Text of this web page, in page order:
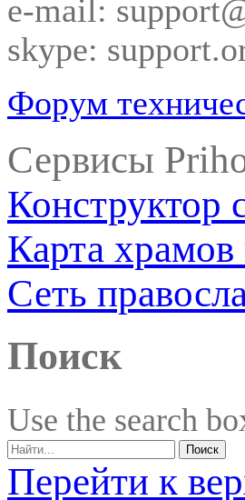
e-mail:
skype:
Форум
Сервисы
Конструктор
Карта
Сеть
Поиск
Use the search
Перейти к